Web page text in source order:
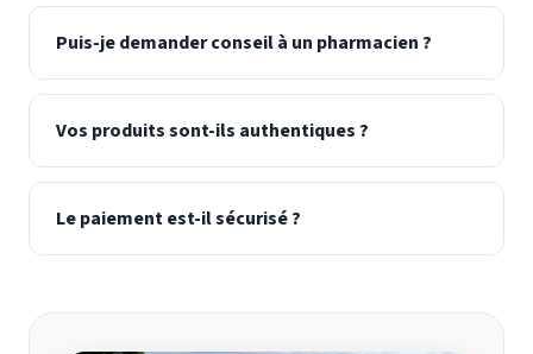
Puis-je demander conseil à un pharmacien ?
Vos produits sont-ils authentiques ?
Le paiement est-il sécurisé ?